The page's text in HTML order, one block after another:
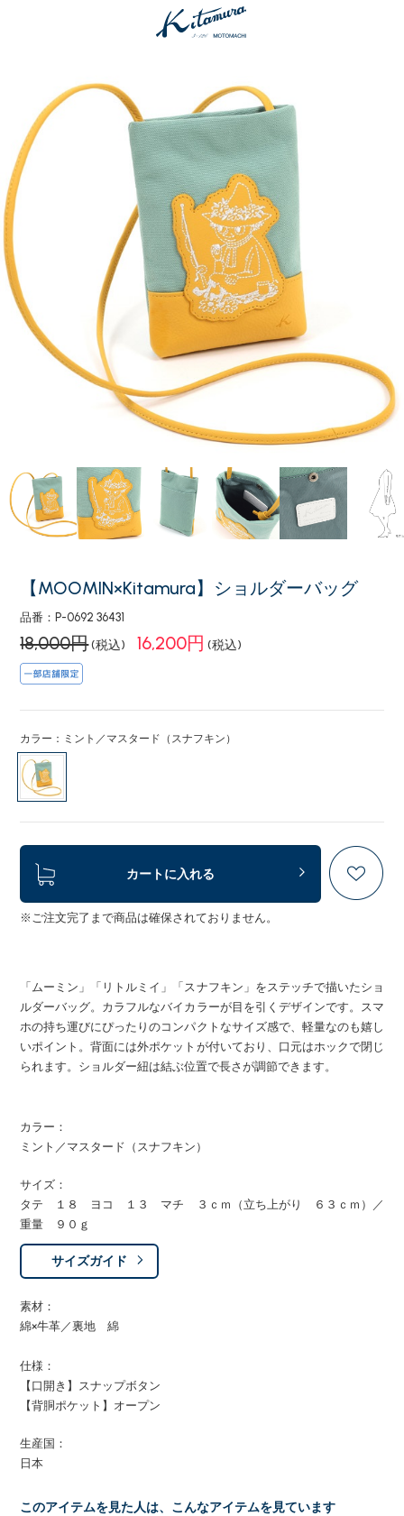
【MOOMIN×Kitamura】ショルダーバッグ
品番：P-0692 36431
18,000円(税込) 16,200円 (税込)
カラー：ミント／マスタード（スナフキン）
カートに入れる
※ご注文完了まで商品は確保されておりません。
「ムーミン」「リトルミイ」「スナフキン」をステッチで描いたショ
ルダーバッグ。カラフルなバイカラーが目を引くデザインです。スマ
ホの持ち運びにぴったりのコンパクトなサイズ感で、軽量なのも嬉し
いポイント。背面には外ポケットが付いており、口元はホックで閉じ
られます。ショルダー紐は結ぶ位置で長さが調節できます。
カラー：
ミント／マスタード（スナフキン）
サイズ：
タテ １８ ヨコ １３ マチ ３ｃｍ（立ち上がり ６３ｃｍ）／
重量 ９０ｇ
サイズガイド
素材：
綿×牛革／裏地 綿
仕様：
【口開き】スナップボタン
【背胴ポケット】オープン
生産国：
日本
このアイテムを見た人は、こんなアイテムを見ています